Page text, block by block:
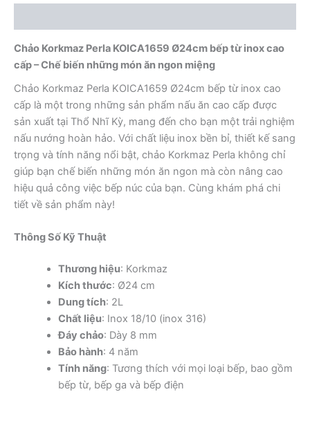
Chảo Korkmaz Perla KOICA1659 Ø24cm bếp từ inox cao
cấp – Chế biến những món ăn ngon miệng
Chảo Korkmaz Perla KOICA1659 Ø24cm bếp từ inox cao
cấp là một trong những sản phẩm nấu ăn cao cấp được
sản xuất tại Thổ Nhĩ Kỳ, mang đến cho bạn một trải nghiệm
nấu nướng hoàn hảo. Với chất liệu inox bền bỉ, thiết kế sang
trọng và tính năng nổi bật, chảo Korkmaz Perla không chỉ
giúp bạn chế biến những món ăn ngon mà còn nâng cao
hiệu quả công việc bếp núc của bạn. Cùng khám phá chi
tiết về sản phẩm này!
Thông Số Kỹ Thuật
Thương hiệu: Korkmaz
Kích thước: Ø24 cm
Dung tích: 2L
Chất liệu: Inox 18/10 (inox 316)
Đáy chảo: Dày 8 mm
Bảo hành: 4 năm
Tính năng: Tương thích với mọi loại bếp, bao gồm
bếp từ, bếp ga và bếp điện